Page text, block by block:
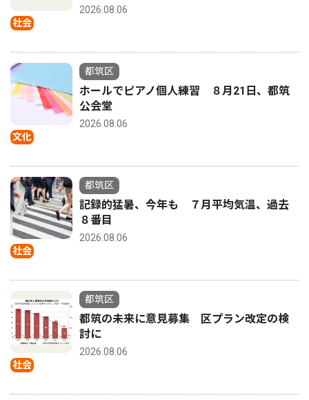
社会
2026.08.06
文化
都筑区
ホールでピアノ個人練習 ８月21日、都筑
公会堂
2026.08.06
社会
都筑区
記録的猛暑、今年も ７月平均気温、過去
８番目
2026.08.06
社会
都筑区
都筑の未来に意見募集 区プラン改定の検
討に
2026.08.06